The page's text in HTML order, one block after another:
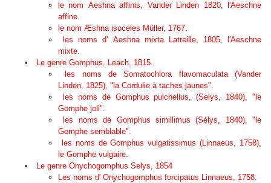
le nom Aeshna affinis, Vander Linden 1820, l'Aeschne
affine.
le nom Æshna isoceles Müller, 1767.
les noms d' Aeshna mixtaLatreille, 1805, l'Aeschne
mixte.
Le genre Gomphus, Leach, 1815.
les noms deSomatochlora flavomaculata(Vander
Linden, 1825), "la Cordulie à taches jaunes".
les noms de Gomphus pulchellus, (Selys, 1840), "le
Gomphe joli".
les noms de Gomphus simillimus (Sélys, 1840), "le
Gomphe semblable".
les noms de Gomphus vulgatissimus (Linnaeus, 1758),
le Gomphe vulgaire.
Le genre Onychogomphus Selys, 1854
Les noms d' Onychogomphus forcipatus Linnaeus, 1758.